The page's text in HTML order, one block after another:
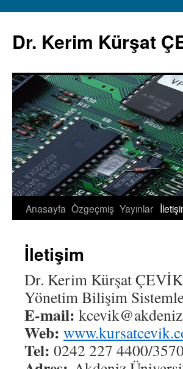
Dr. Kerim Kürşat
Anasayfa Özgeçmiş Yayınlar
İletişim
Dr. Kerim Kürşat ÇEVİK
Yönetim Bilişim
E-mail:
Web:
Tel: 0242 227 4400/